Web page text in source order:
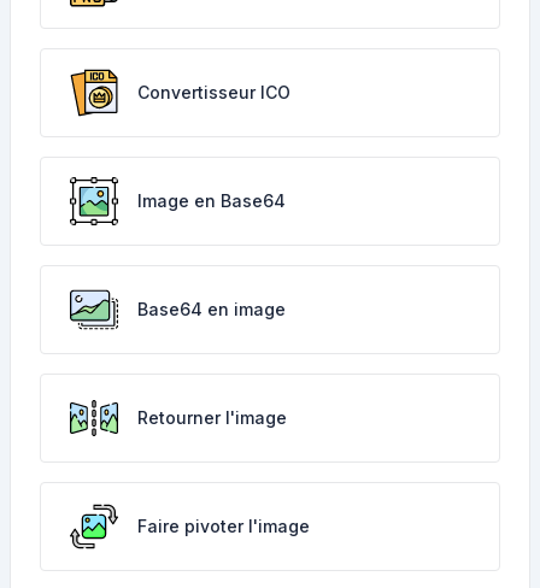
Convertisseur ICO
Image en Base64
Base64 en image
Retourner l'image
Faire pivoter l'image